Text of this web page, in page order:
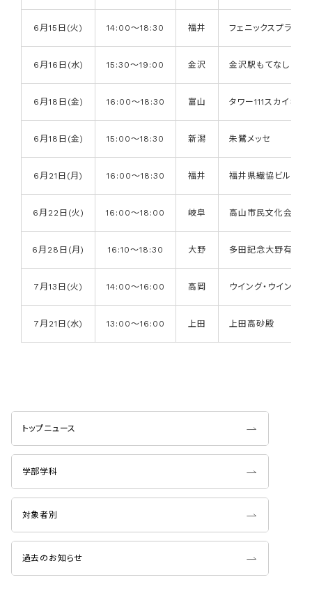
6月15日(火) 14:00～18:30 福井 フェニックスプラザ
6月16日(水) 15:30～19:00 金沢 金沢駅もてなしドー
6月18日(金) 16:00～18:30 富山 タワー111スカイホー
6月18日(金) 15:00～18:30 新潟 朱鷺メッセ
6月21日(月) 16:00～18:30 福井 福井県繊協ビル
6月22日(火) 16:00～18:00 岐阜 高山市民文化会館
6月28日(月) 16:10～18:30 大野 多田記念大野有終
7月13日(火) 14:00～16:00 高岡 ウイング・ウイング
7月21日(水) 13:00～16:00 上田 上田高砂殿
トップニュース
学部学科
対象者別
過去のお知らせ